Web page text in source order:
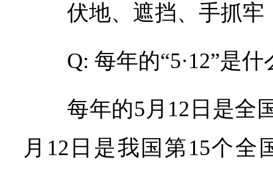
伏地、遮挡、手抓牢
Q: 每年的“5·12”是
每年的5月12日是全
月12日是我国第15个全